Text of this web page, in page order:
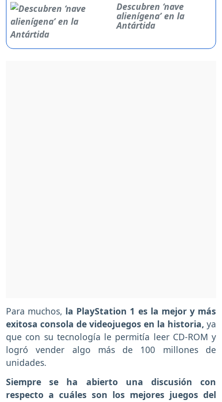
Descubren ‘nave
alienígena’ en la
Antártida
Para muchos, la PlayStation 1 es la mejor y más
exitosa consola de videojuegos en la historia, ya
que con su tecnología le permitía leer CD-ROM y
logró vender algo más de 100 millones de
unidades.
Siempre se ha abierto una discusión con
respecto a cuáles son los mejores juegos del